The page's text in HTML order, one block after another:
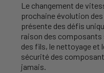
Le changement de
prochaine évolution
présente des défis
raison des composants
des fils, le nettoyage et
sécurité des
jamais.